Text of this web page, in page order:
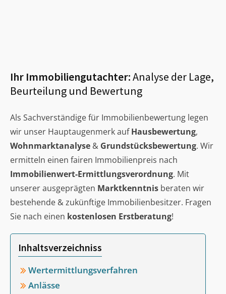
Ihr Immobiliengutachter:Analyse der Lage,
Beurteilung und Bewertung
Als Sachverständige für Immobilienbewertung legen
wir unser Hauptaugenmerk aufHausbewertung,
Wohnmarktanalyse & Grundstücksbewertung. Wir
ermitteln einen fairen Immobilienpreis nach
Immobilienwert-Ermittlungsverordnung. Mit
unserer ausgeprägten Marktkenntnis beraten wir
bestehende & zukünftige Immobilienbesitzer. Fragen
Sie nach einen kostenlosen Erstberatung!
Inhaltsverzeichniss
Wertermittlungsverfahren
Anlässe